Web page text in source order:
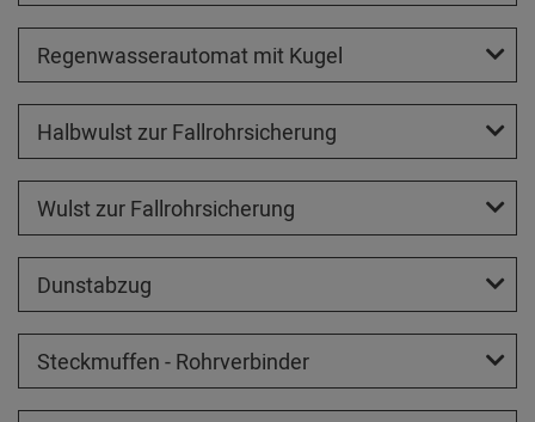
Regenwasserautomat mit Kugel
Halbwulst zur Fallrohrsicherung
Wulst zur Fallrohrsicherung
Dunstabzug
Steckmuffen - Rohrverbinder